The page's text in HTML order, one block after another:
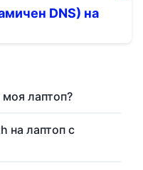
DNS) на
лаптоп?
на лаптоп с